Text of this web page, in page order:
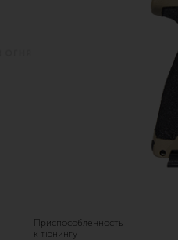
Приспособленность
к тюнингу